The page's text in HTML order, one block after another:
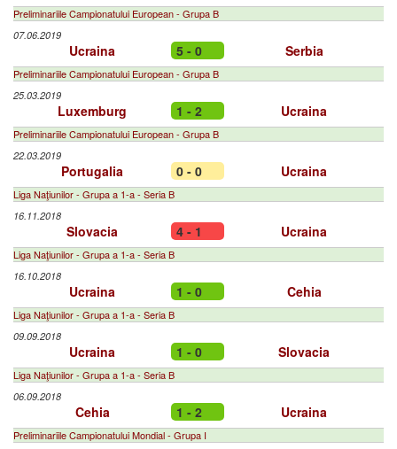
Preliminariile Campionatului European - Grupa B
07.06.2019
Ucraina 5 - 0 Serbia
Preliminariile Campionatului European - Grupa B
25.03.2019
Luxemburg 1 - 2 Ucraina
Preliminariile Campionatului European - Grupa B
22.03.2019
Portugalia 0 - 0 Ucraina
Liga Naţiunilor - Grupa a 1-a - Seria B
16.11.2018
Slovacia 4 - 1 Ucraina
Liga Naţiunilor - Grupa a 1-a - Seria B
16.10.2018
Ucraina 1 - 0 Cehia
Liga Naţiunilor - Grupa a 1-a - Seria B
09.09.2018
Ucraina 1 - 0 Slovacia
Liga Naţiunilor - Grupa a 1-a - Seria B
06.09.2018
Cehia 1 - 2 Ucraina
Preliminariile Campionatului Mondial - Grupa I